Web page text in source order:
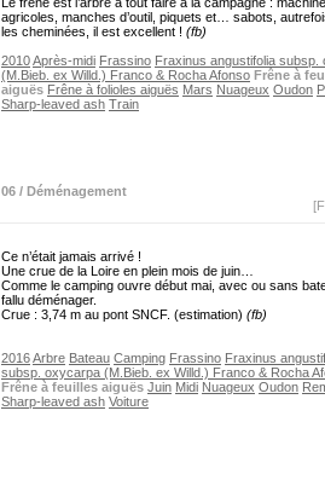
agricoles, manches d’outil, piquets et… sabots,
les cheminées, il est excellent ! (fb)
2010Après-midi Frassino Fraxinus angustifolia subsp.
(M.Bieb. ex Willd.) Franco & Rocha Afonso Frêne à
aiguës Frêne à folioles aiguës Mars Nuageux Oudon
Sharp-leaved ash Train
06 / Déménagement
Ce n’était jamais arrivé !
Une crue de la Loire en plein mois de juin…
Comme le camping ouvre début mai, avec ou sans
fallu déménager.
Crue : 3,74 m au pont SNCF. (estimation) (fb)
2016Arbre Bateau Camping Frassino Fraxinus
subsp. oxycarpa (M.Bieb. ex Willd.) Franco & Rocha
Frêne à feuilles aiguës Juin Midi Nuageux Oudon
Sharp-leaved ash Voiture